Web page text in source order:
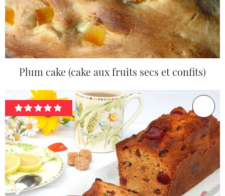
Plum cake (cake aux fruits secs et confits)